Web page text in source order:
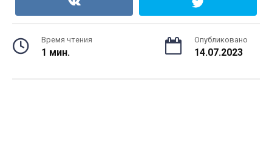
Время чтения
1 мин.
Опубликовано
14.07.2023